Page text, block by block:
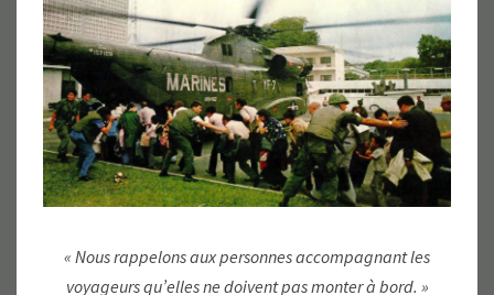
« Nous rappelons aux personnes accompagnant les
voyageurs qu’elles ne doivent pas monter à bord. »